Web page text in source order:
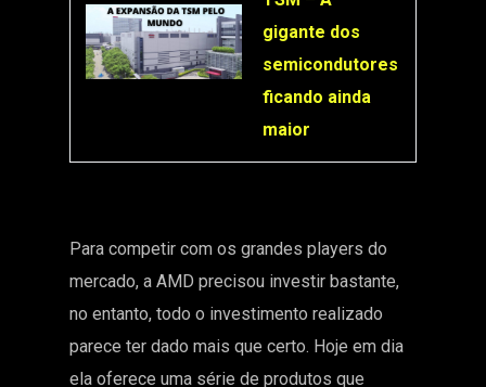
gigante dos
semicondutores
ficando ainda
maior
Para competir com os grandes players do
mercado, a AMD precisou investir bastante,
no entanto, todo o investimento realizado
parece ter dado mais que certo. Hoje em dia
ela oferece uma série de produtos que